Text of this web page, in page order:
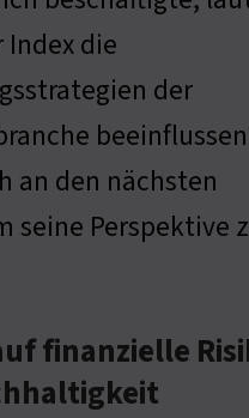
Index die
der
an den nächsten
seine Perspektive
finanzielle